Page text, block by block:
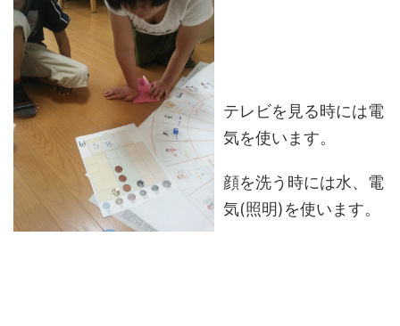
テレビを見る時には電
気を使います。
顔を洗う時には水、電
気(照明)を使います。